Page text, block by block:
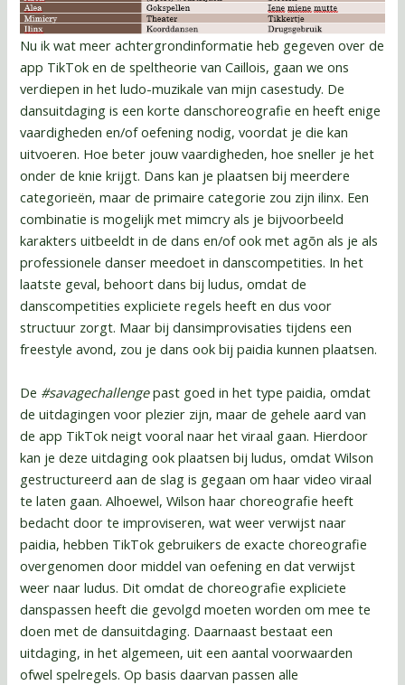
Nu ik wat meer achtergrondinformatie heb gegeven over de
app TikTok en de speltheorie van Caillois, gaan we ons
verdiepen in het ludo-muzikale van mijn casestudy. De
dansuitdaging is een korte danschoreografie en heeft enige
vaardigheden en/of oefening nodig, voordat je die kan
uitvoeren. Hoe beter jouw vaardigheden, hoe sneller je het
onder de knie krijgt. Dans kan je plaatsen bij meerdere
categorieën, maar de primaire categorie zou zijn ilinx. Een
combinatie is mogelijk met mimcry als je bijvoorbeeld
karakters uitbeeldt in de dans en/of ook met agõn als je als
professionele danser meedoet in danscompetities. In het
laatste geval, behoort dans bij ludus, omdat de
danscompetities expliciete regels heeft en dus voor
structuur zorgt. Maar bij dansimprovisaties tijdens een
freestyle avond, zou je dans ook bij paidia kunnen plaatsen.
De #savagechallengepast goed in het type paidia, omdat
de uitdagingen voor plezier zijn, maar de gehele aard van
de app TikTok neigt vooral naar het viraal gaan. Hierdoor
kan je deze uitdaging ook plaatsen bij ludus, omdat Wilson
gestructureerd aan de slag is gegaan om haar video viraal
te laten gaan. Alhoewel, Wilson haar choreografie heeft
bedacht door te improviseren, wat weer verwijst naar
paidia, hebben TikTok gebruikers de exacte choreografie
overgenomen door middel van oefening en dat verwijst
weer naar ludus. Dit omdat de choreografie expliciete
danspassen heeft die gevolgd moeten worden om mee te
doen met de dansuitdaging. Daarnaast bestaat een
uitdaging, in het algemeen, uit een aantal voorwaarden
ofwel spelregels. Op basis daarvan passen alle